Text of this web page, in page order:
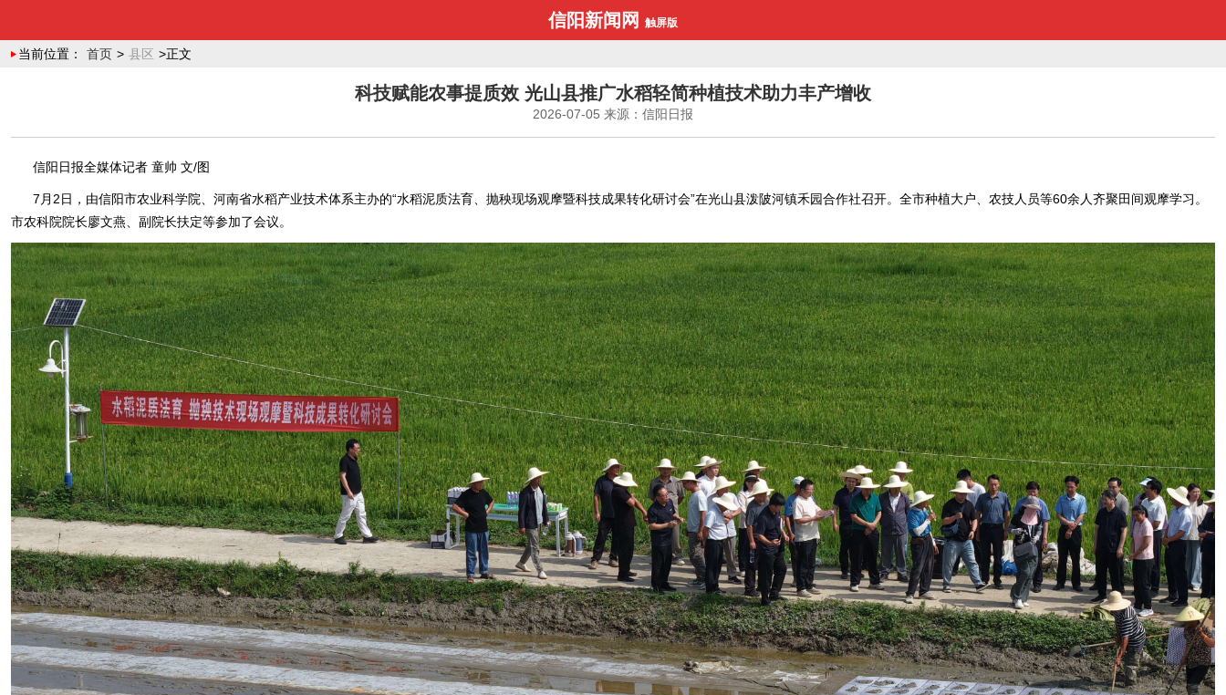
信阳新闻网 触屏版
当前位置： 首页 > 县区 >正文
科技赋能农事提质效 光山县推广水稻轻简种植技术助力丰产增收
2026-07-05 来源：信阳日报
信阳日报全媒体记者 童帅 文/图
7月2日，由信阳市农业科学院、河南省水稻产业技术体系主办的“水稻泥质法育、抛秧现场观摩暨科技成果转化研讨会”在光山县泼陂河镇禾园合作社召开。全市种植大户、农技人员等60余人齐聚田间观摩学习。
市农科院院长廖文燕、副院长扶定等参加了会议。